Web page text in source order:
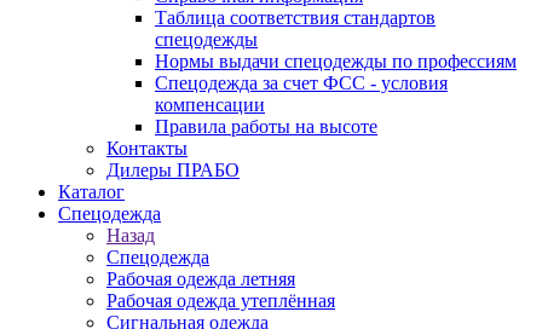
Таблица соответствия стандартов
спецодежды
Нормы выдачи спецодежды по профессиям
Спецодежда за счет ФСС - условия
компенсации
Правила работы на высоте
Контакты
Дилеры ПРАБО
Каталог
Спецодежда
Назад
Спецодежда
Рабочая одежда летняя
Рабочая одежда утеплённая
Сигнальная одежда